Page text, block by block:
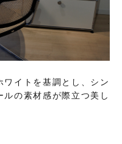
イトを基調とし、シン
の素材感が際立つ美し